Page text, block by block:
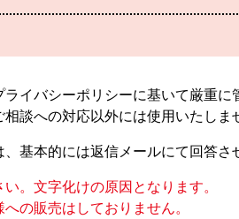
イバシーポリシーに基いて厳重に
談への対応以外には使用いたしま
基本的には返信メールにて回答さ
。文字化けの原因となります。
の販売はしておりません。